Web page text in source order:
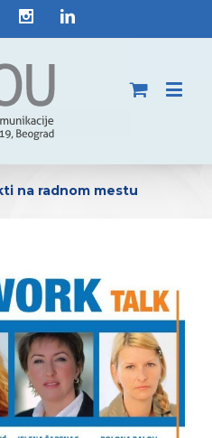
na radnom mestu